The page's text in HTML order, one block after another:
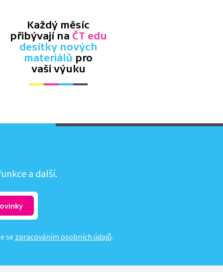
Každý měsíc
přibývají na ČT edu
desítky nových
materiálů pro
vaši výuku
a další.
se zpracováním osobních údajů.